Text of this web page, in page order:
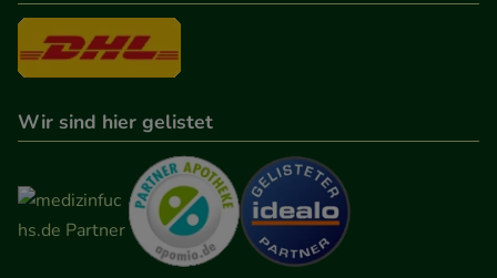
Wir sind hier gelistet